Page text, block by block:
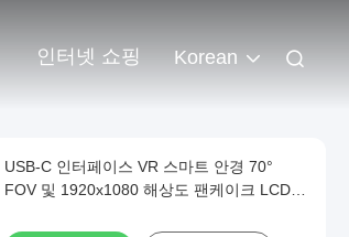
인터넷 쇼핑 Korean
USB-C 인터페이스 VR 스마트 안경 70°
FOV 및 1920x1080 해상도 팬케이크 LCD